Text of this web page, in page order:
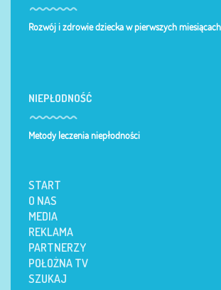
Rozwój i zdrowie dziecka w pierwszych
NIEPŁODNOŚĆ
Metody leczenia niepłodności
START
O NAS
MEDIA
REKLAMA
PARTNERZY
POŁOŻNA TV
SZUKAJ